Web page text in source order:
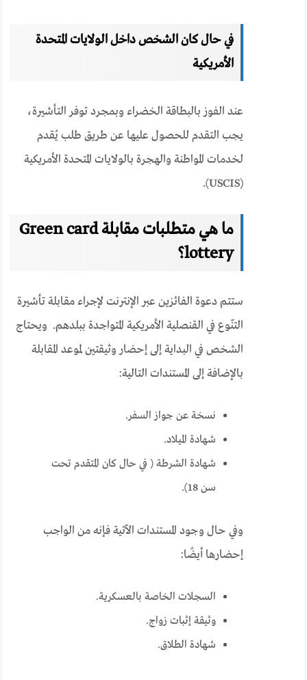
في حال كان الشخص داخل الولايات المتحدة
الأمريكية
عند الفوز بالبطاقة الخضراء وبمجرد توفر التأشيرة،
يجب التقدم للحصول عليها عن طريق طلب يُقدم
لخدمات المواطنة والهجرة بالولايات المتحدة الأمريكية
(USCIS).
ما هي متطلبات مقابلةGreen card
lottery؟
ستتم دعوة الفائزين عبر الإنترنت لإجراء مقابلة تأشيرة
التنّوع في القنصلية الأمريكية المتواجدة ببلدهم. ويحتاج
الشخص في البداية إلى إحضار وثيقتين لموعد المقابلة
بالإضافة إلى المستندات التالية:
نسخة عن جواز السفر.
شهادة الميلاد.
شهادة الشرطة ( في حال كان المتقدم تحت
سن 18).
وفي حال وجود المستندات الآتية فإنه من الواجب
إحضارها أيضًا:
السجلات الخاصة بالعسكرية.
وثيقة إثبات زواج.
شهادة الطلاق.